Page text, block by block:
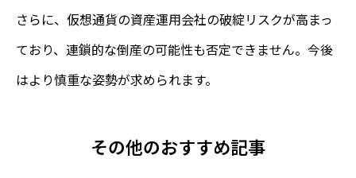
さらに、仮想通貨の資産運用会社の破綻リスクが高まっ
ており、連鎖的な倒産の可能性も否定できません。今後
はより慎重な姿勢が求められます。
その他のおすすめ記事